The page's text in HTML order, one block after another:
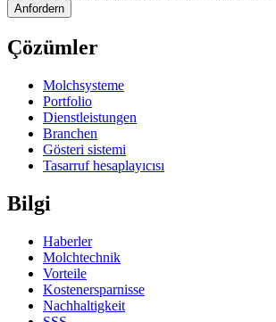
Anfordern
Çözümler
Molchsysteme
Portfolio
Dienstleistungen
Branchen
Gösteri sistemi
Tasarruf hesaplayıcısı
Bilgi
Haberler
Molchtechnik
Vorteile
Kostenersparnisse
Nachhaltigkeit